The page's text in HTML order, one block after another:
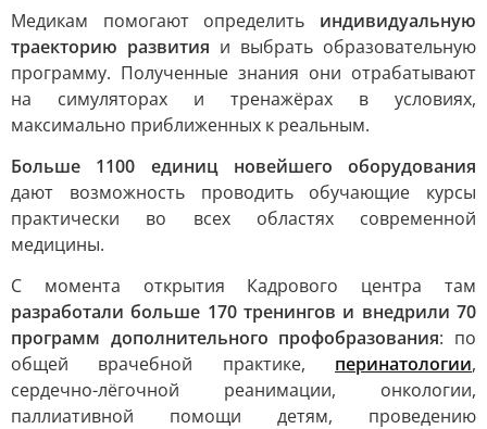
Медикам помогают определить индивидуальную
траекторию развития и выбрать образовательную
программу. Полученные знания они отрабатывают
на симуляторах и тренажёрах в условиях,
максимально приближенных к реальным.
Больше 1100 единиц новейшего оборудования
дают возможность проводить обучающие курсы
практически во всех областях современной
медицины.
С момента открытия Кадрового центра там
разработали больше 170 тренингов и внедрили 70
программ дополнительного профобразования: по
общей врачебной практике, перинатологии,
сердечно-лёгочной реанимации, онкологии,
паллиативной помощи детям, проведению